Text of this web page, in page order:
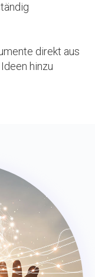
direkt aus
hinzu